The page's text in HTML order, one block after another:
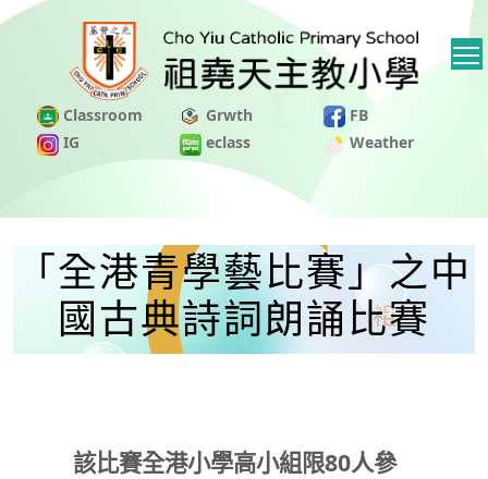
Classroom Grwth
FB
IG
eclass Weather
「全港青學藝比賽」之中
國古典詩詞朗誦比賽
該比賽全港小學高小組限80人參